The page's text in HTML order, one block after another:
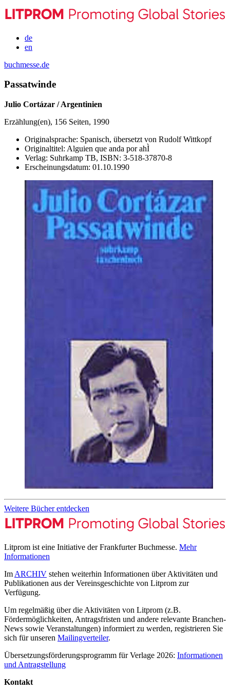
de
en
buchmesse.de
Passatwinde
Julio Cortázar / Argentinien
Erzählung(en), 156 Seiten, 1990
Originalsprache: Spanisch, übersetzt von Rudolf Wittkopf
Originaltitel: Alguien que anda por ahÌ
Verlag: Suhrkamp TB, ISBN: 3-518-37870-8
Erscheinungsdatum: 01.10.1990
Weitere Bücher entdecken
Litprom ist eine Initiative der Frankfurter Buchmesse. Mehr
Informationen
Im ARCHIV stehen weiterhin Informationen über Aktivitäten und
Publikationen aus der Vereinsgeschichte von Litprom zur
Verfügung.
Um regelmäßig über die Aktivitäten von Litprom (z.B.
Fördermöglichkeiten, Antragsfristen und andere relevante Branchen-
News sowie Veranstaltungen) informiert zu werden, registrieren Sie
sich für unseren Mailingverteiler.
Übersetzungsförderungsprogramm für Verlage 2026: Informationen
und Antragstellung
Kontakt